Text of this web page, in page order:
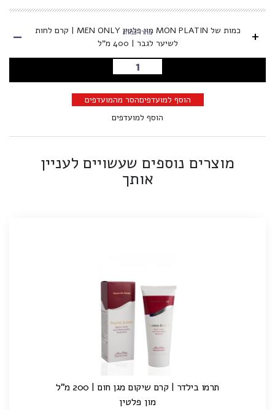
+
כמות של MON PLATIN מון פלטין MEN ONLY | קרם לחות
לשיער לגבר | 400 מ"ל
בחרו כמות -
הוספה לסל
הוסף למועדפיםהסר מהמועדפים
הוסף למועדפים
מוצרים נוספים שעשויים לעניין
אותך
תרמו בילדר | קרם שיקום מגן חום | 200 מ"ל
מון פלטין